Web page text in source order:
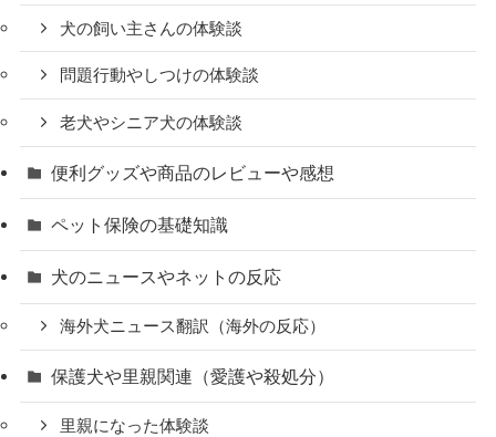
犬の飼い主さんの体験談
問題行動やしつけの体験談
老犬やシニア犬の体験談
便利グッズや商品のレビューや感想
ペット保険の基礎知識
犬のニュースやネットの反応
海外犬ニュース翻訳（海外の反応）
保護犬や里親関連（愛護や殺処分）
里親になった体験談